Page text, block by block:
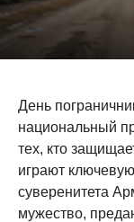
День
национальный
тех, кто
играют
суверенитета
мужество,